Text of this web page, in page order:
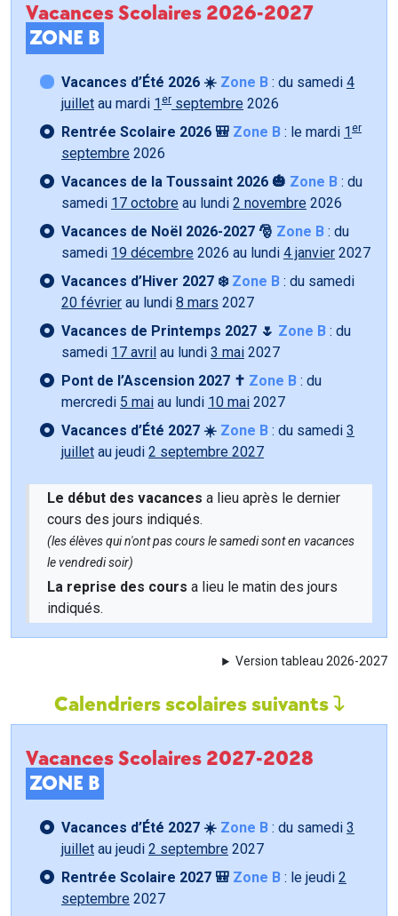
Vacances Scolaires 2026-2027
ZONE B
Vacances d’Été 2026 ☀️ Zone B : du samedi 4
juillet au mardi 1 er septembre 2026
Rentrée Scolaire 2026 🎒 Zone B : le mardi 1 er
septembre 2026
Vacances de la Toussaint 2026 🎃 Zone B : du
samedi 17 octobre au lundi 2 novembre 2026
Vacances de Noël 2026-2027 🎅 Zone B : du
samedi 19 décembre 2026 au lundi 4 janvier 2027
Vacances d’Hiver 2027 ❄️ Zone B : du samedi
20 février au lundi 8 mars 2027
Vacances de Printemps 2027 🌷 Zone B : du
samedi 17 avril au lundi 3 mai 2027
Pont de l’Ascension 2027 ✝️ Zone B : du
mercredi 5 mai au lundi 10 mai 2027
Vacances d’Été 2027 ☀️ Zone B : du samedi 3
juillet au jeudi 2 septembre 2027
Le début des vacances a lieu après le dernier
cours des jours indiqués.
(les élèves qui n'ont pas cours le samedi sont en vacances
le vendredi soir)
La reprise des cours a lieu le matin des jours
indiqués.
Version tableau 2026-2027
Calendriers scolaires suivants
Vacances Scolaires 2027-2028
ZONE B
Vacances d’Été 2027 ☀️ Zone B : du samedi 3
juillet au jeudi 2 septembre 2027
Rentrée Scolaire 2027 🎒 Zone B : le jeudi 2
septembre 2027